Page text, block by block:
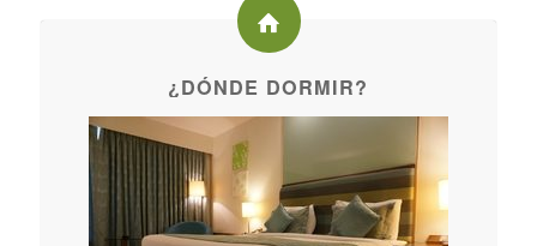
¿DÓNDE DORMIR?